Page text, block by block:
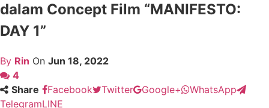
dalam Concept Film “MANIFESTO:
DAY 1”
By Rin On Jun 18, 2022
4
Share
Facebook Twitter Google+
WhatsApp
TelegramLINE